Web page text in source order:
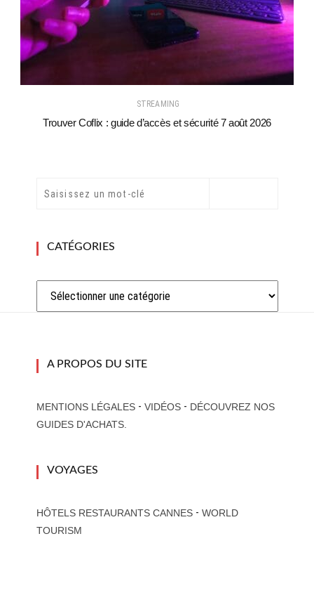
STREAMING
Trouver Coflix : guide d’accès et sécurité 7 août 2026
CATÉGORIES
A PROPOS DU SITE
MENTIONS LÉGALES- VIDÉOS- DÉCOUVREZ NOS
GUIDES D'ACHATS.
VOYAGES
HÔTELS RESTAURANTS CANNES- WORLD
TOURISM